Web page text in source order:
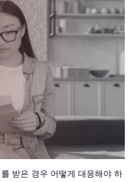
받은 경우 어떻게 대응해야 하